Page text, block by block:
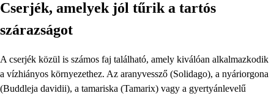
Cserjék, amelyek jól tűrik a tartós
szárazságot
A cserjék közül is számos faj található, amely kiválóan alkalmazkodik
a vízhiányos környezethez. Az aranyvessző (Solidago), a nyáriorgona
(Buddleja davidii), a tamariska (Tamarix) vagy a gyertyánlevelű